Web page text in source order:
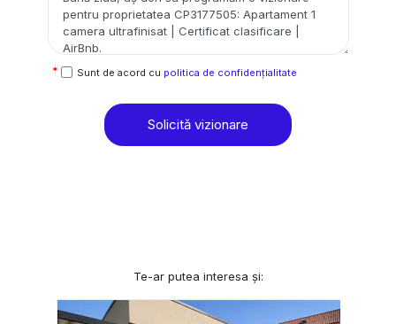
Sunt de acord cu politica de confidențialitate
Solicită vizionare
Te-ar putea interesa și: